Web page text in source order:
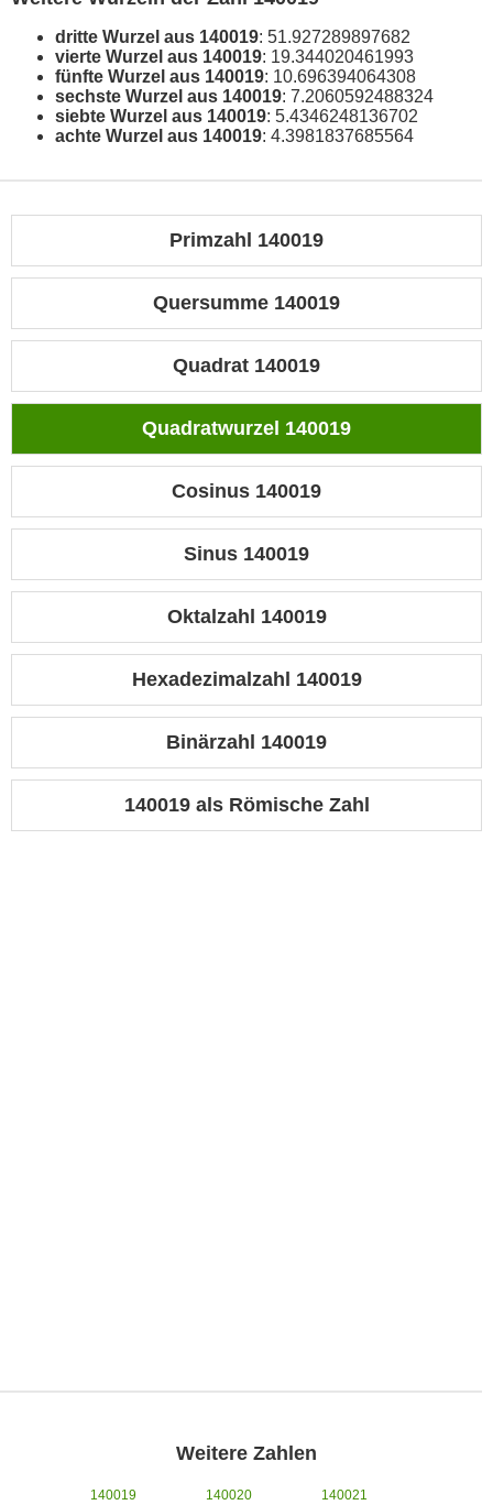
dritte Wurzel aus 140019: 51.927289897682
vierte Wurzel aus 140019: 19.344020461993
fünfte Wurzel aus 140019: 10.696394064308
sechste Wurzel aus 140019: 7.2060592488324
siebte Wurzel aus 140019: 5.4346248136702
achte Wurzel aus 140019: 4.3981837685564
Primzahl 140019
Quersumme 140019
Quadrat 140019
Quadratwurzel 140019
Cosinus 140019
Sinus 140019
Oktalzahl 140019
Hexadezimalzahl 140019
Binärzahl 140019
140019 als Römische Zahl
Weitere Zahlen
140019 140020
140021